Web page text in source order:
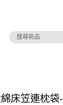
床笠連枕袋-